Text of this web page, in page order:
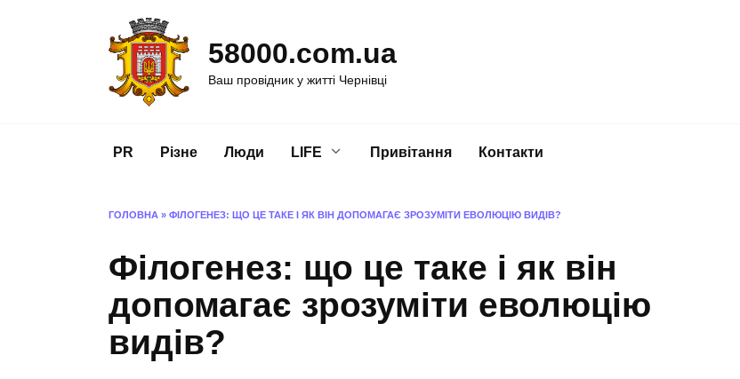
58000.com.ua
Ваш провідник у житті Чернівці
PR Різне Люди LIFE Привітання Контакти
ГОЛОВНА » ФІЛОГЕНЕЗ: ЩО ЦЕ ТАКЕ І ЯК ВІН ДОПОМАГАЄ ЗРОЗУМІТИ ЕВОЛЮЦІЮ ВИДІВ?
Філогенез: що це таке і як він
допомагає зрозуміти еволюцію
видів?